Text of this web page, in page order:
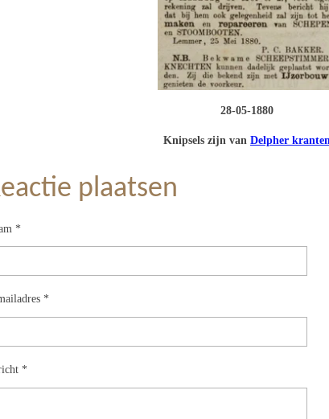
28-05-1880
Knipsels zijn van Delpher
plaatsen
*
*
*